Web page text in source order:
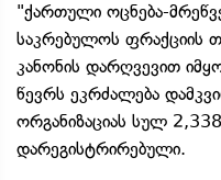
"ქართული ოცნება-
საკრებულოს ფრაქციის
კანონის დარღვევით
წევრს ეკრძალება
ორგანიზაციას სულ
დარეგისტრირებული.